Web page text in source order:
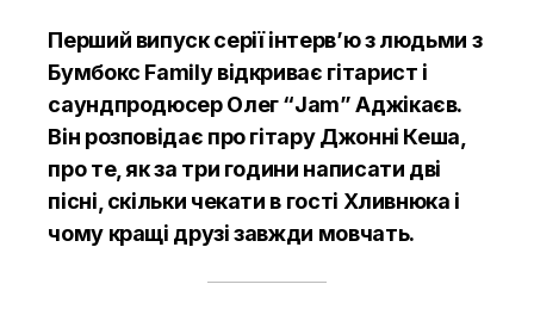
Перший випуск серії інтерв’ю з людьми з
Бумбокс Family відкриває гітарист і
саундпродюсер Олег “Jam” Аджікаєв.
Він розповідає про гітару Джонні Кеша,
про те, як за три години написати дві
пісні, скільки чекати в гості Хливнюка і
чому кращі друзі завжди мовчать.